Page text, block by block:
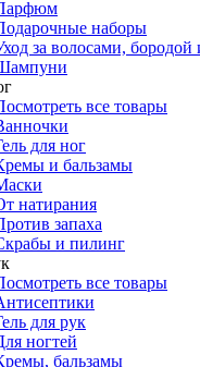
наборы
за волосами, бородой
все товары
для ног
и бальзамы
натирания
запаха
и пилинг
все товары
для рук
ногтей
бальзамы